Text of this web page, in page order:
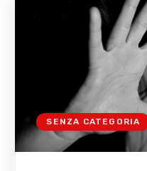
SENZA CATEGORIA